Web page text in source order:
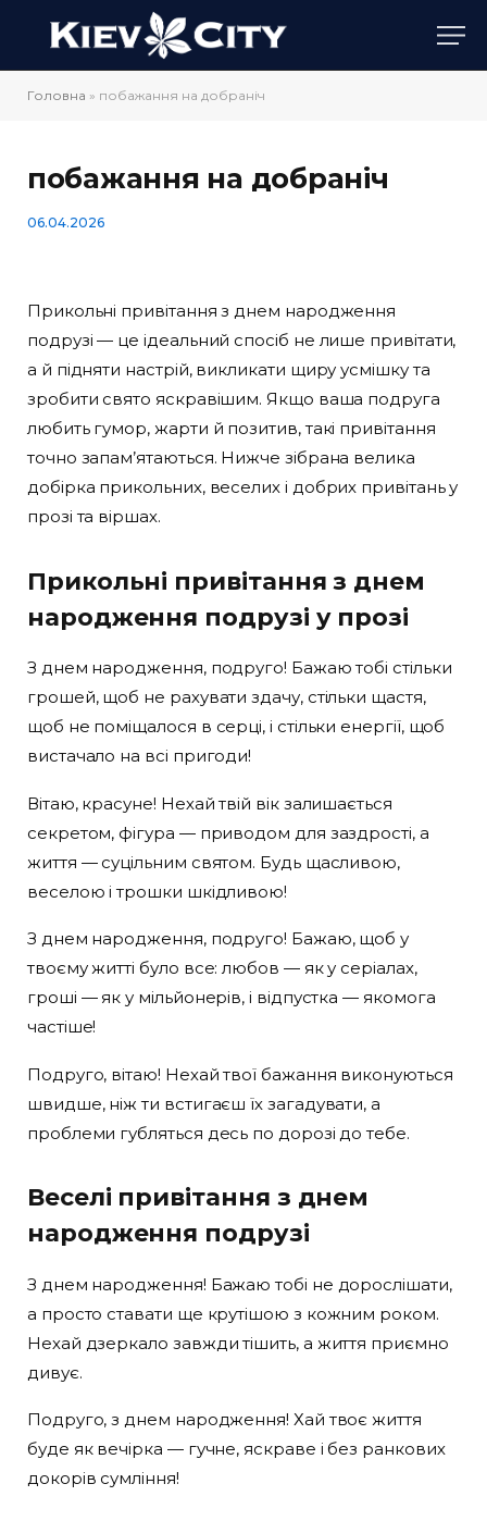
Головна » побажання на добраніч
побажання на добраніч
06.04.2026
Прикольні привітання з днем народження
подрузі — це ідеальний спосіб не лише привітати,
а й підняти настрій, викликати щиру усмішку та
зробити свято яскравішим. Якщо ваша подруга
любить гумор, жарти й позитив, такі привітання
точно запам’ятаються. Нижче зібрана велика
добірка прикольних, веселих і добрих привітань у
прозі та віршах.
Прикольні привітання з днем
народження подрузі у прозі
З днем народження, подруго! Бажаю тобі стільки
грошей, щоб не рахувати здачу, стільки щастя,
щоб не поміщалося в серці, і стільки енергії, щоб
вистачало на всі пригоди!
Вітаю, красуне! Нехай твій вік залишається
секретом, фігура — приводом для заздрості, а
життя — суцільним святом. Будь щасливою,
веселою і трошки шкідливою!
З днем народження, подруго! Бажаю, щоб у
твоєму житті було все: любов — як у серіалах,
гроші — як у мільйонерів, і відпустка — якомога
частіше!
Подруго, вітаю! Нехай твої бажання виконуються
швидше, ніж ти встигаєш їх загадувати, а
проблеми губляться десь по дорозі до тебе.
Веселі привітання з днем
народження подрузі
З днем народження! Бажаю тобі не дорослішати,
а просто ставати ще крутішою з кожним роком.
Нехай дзеркало завжди тішить, а життя приємно
дивує.
Подруго, з днем народження! Хай твоє життя
буде як вечірка — гучне, яскраве і без ранкових
докорів сумління!